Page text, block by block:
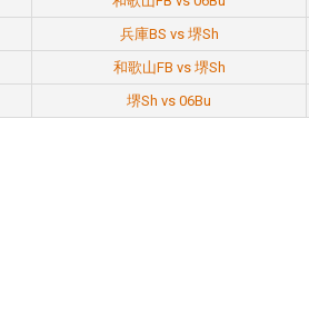
兵庫BS vs 堺Sh
和歌山FB vs 堺Sh
堺Sh vs 06Bu